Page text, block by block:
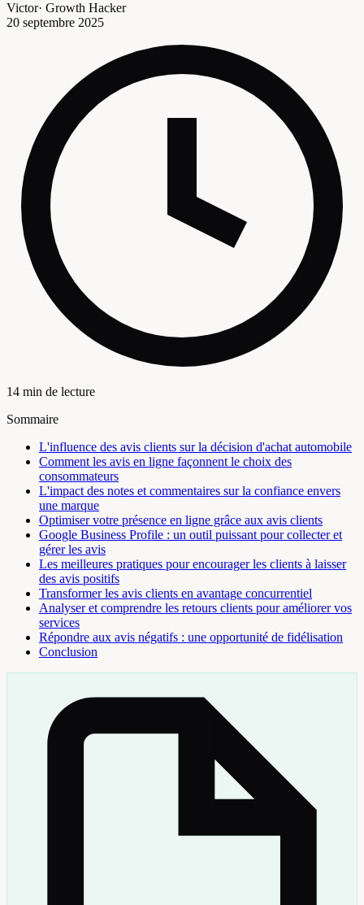
Victor· Growth Hacker
20 septembre 2025
14 min de lecture
Sommaire
L'influence des avis clients sur la décision d'achat automobile
Comment les avis en ligne façonnent le choix des
consommateurs
L'impact des notes et commentaires sur la confiance envers
une marque
Optimiser votre présence en ligne grâce aux avis clients
Google Business Profile : un outil puissant pour collecter et
gérer les avis
Les meilleures pratiques pour encourager les clients à laisser
des avis positifs
Transformer les avis clients en avantage concurrentiel
Analyser et comprendre les retours clients pour améliorer vos
services
Répondre aux avis négatifs : une opportunité de fidélisation
Conclusion